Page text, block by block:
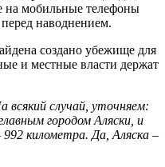
на мобильные телефоны
наводнением.
создано убежище для
и местные власти держат
всякий случай, уточняем:
городом Аляски, и
километра. Да, Аляска –